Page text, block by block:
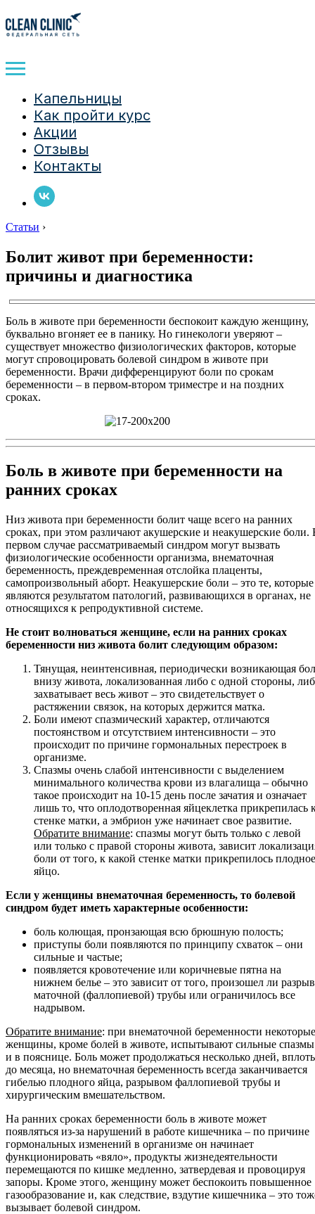
Капельницы
Как пройти курс
Акции
Отзывы
Контакты
Статьи ›
Болит живот при беременности:
причины и диагностика
Боль в животе при беременности беспокоит каждую женщину,
буквально вгоняет ее в панику. Но гинекологи уверяют –
существует множество физиологических факторов, которые
могут спровоцировать болевой синдром в животе при
беременности. Врачи дифференцируют боли по срокам
беременности – в первом-втором триместре и на поздних
сроках.
Боль в животе при беременности на
ранних сроках
Низ живота при беременности болит чаще всего на ранних
сроках, при этом различают акушерские и неакушерские боли.
первом случае рассматриваемый синдром могут вызвать
физиологические особенности организма, внематочная
беременность, преждевременная отслойка плаценты,
самопроизвольный аборт. Неакушерские боли – это те, которые
являются результатом патологий, развивающихся в органах, не
относящихся к репродуктивной системе.
Не стоит волноваться женщине, если на ранних сроках
беременности низ живота болит следующим образом:
Тянущая, неинтенсивная, периодически возникающая
внизу живота, локализованная либо с одной стороны,
захватывает весь живот – это свидетельствует о
растяжении связок, на которых держится матка.
Боли имеют спазмический характер, отличаются
постоянством и отсутствием интенсивности – это
происходит по причине гормональных перестроек в
организме.
Спазмы очень слабой интенсивности с выделением
минимального количества крови из влагалища – обычно
такое происходит на 10-15 день после зачатия и означает
лишь то, что оплодотворенная яйцеклетка прикрепилась
стенке матки, а эмбрион уже начинает свое развитие.
Обратите внимание: спазмы могут быть только с левой
или только с правой стороны живота, зависит
боли от того, к какой стенке матки прикрепилось плодное
яйцо.
Если у женщины внематочная беременность, то болевой
синдром будет иметь характерные особенности:
боль колющая, пронзающая всю брюшную полость;
приступы боли появляются по принципу схваток – они
сильные и частые;
появляется кровотечение или коричневые пятна на
нижнем белье – это зависит от того, произошел ли разрыв
маточной (фаллопиевой) трубы или ограничилось все
надрывом.
Обратите внимание: при внематочной беременности некоторые
женщины, кроме болей в животе, испытывают сильные спазмы
и в пояснице. Боль может продолжаться несколько дней, вплоть
до месяца, но внематочная беременность всегда заканчивается
гибелью плодного яйца, разрывом фаллопиевой трубы и
хирургическим вмешательством.
На ранних сроках беременности боль в животе может
появляться из-за нарушений в работе кишечника – по причине
гормональных изменений в организме он начинает
функционировать «вяло», продукты жизнедеятельности
перемещаются по кишке медленно, затвердевая и провоцируя
запоры. Кроме этого, женщину может беспокоить повышенное
газообразование и, как следствие, вздутие кишечника – это
вызывает болевой синдром.